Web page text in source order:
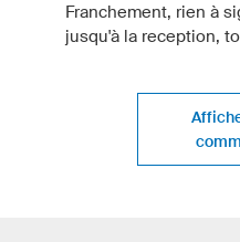
Franchement, rien à
jusqu'à la reception,